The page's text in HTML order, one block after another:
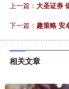
上一篇： 大圣证券
下一篇： 趣策略 安
相关文章